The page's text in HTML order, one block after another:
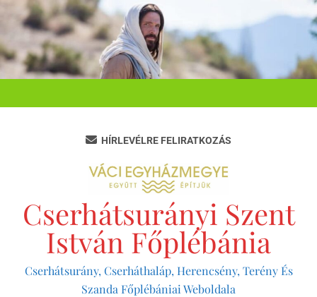
Ugrás
tartalomra
Cserhátsurányi Szent
István Főplébánia
Cserhátsurány, Cserháthaláp, Herencsény, Terény És
Szanda Főplébániai Weboldala
HÍRLEVÉLRE FELIRATKOZÁS